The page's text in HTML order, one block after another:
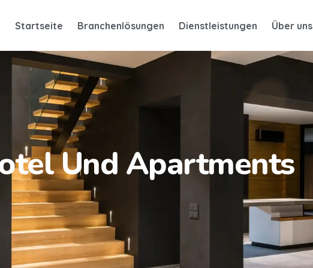
Startseite Branchenlösungen Dienstleistungen Über uns
Und Apartments